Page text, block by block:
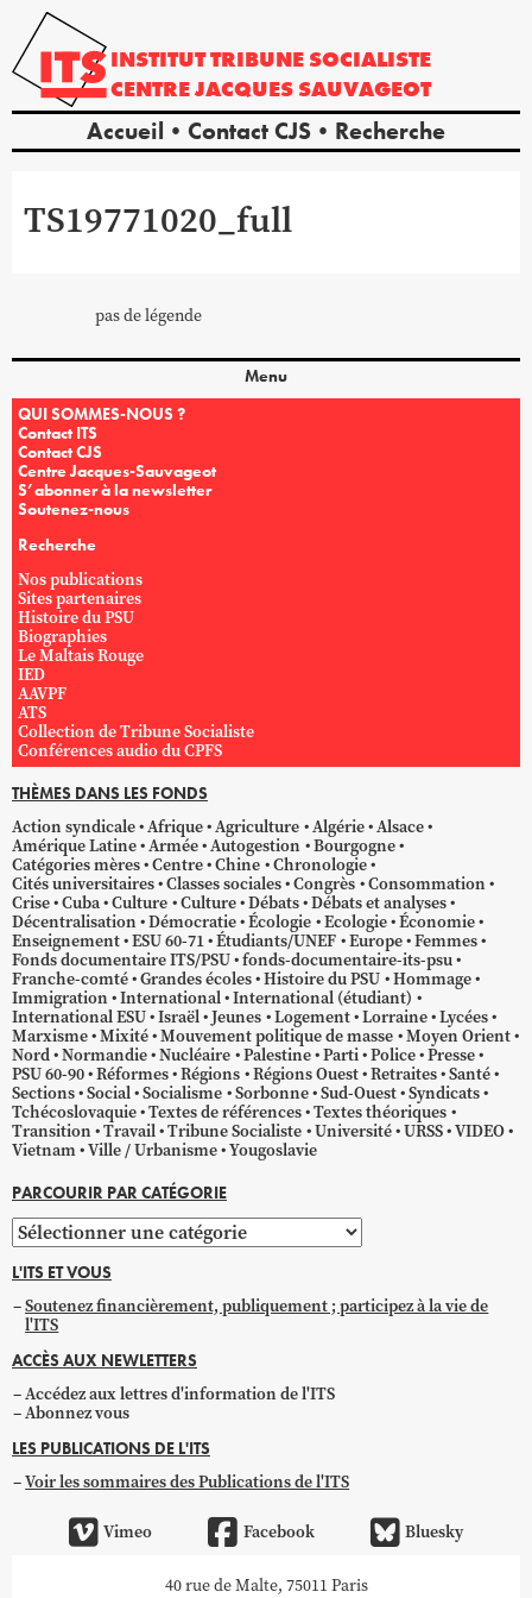
INSTITUTTRIBUNE SOCIALISTE
CENTREJACQUES SAUVAGEOT
Accueil Contact CJS Recherche
TS19771020_full
pas de légende
Menu
QUI SOMMES-NOUS ?
Contact ITS
Contact CJS
Centre Jacques-Sauvageot
S’abonner à la newsletter
Soutenez-nous
Recherche
Nos publications
Sites partenaires
Histoire du PSU
Biographies
Le Maltais Rouge
IED
AAVPF
ATS
Collection de Tribune Socialiste
Conférences audio du CPFS
THÈMES DANS LES FONDS
Action syndicale Afrique Agriculture Algérie Alsace
Amérique Latine Armée Autogestion
Bourgogne
Catégories mères Centre Chine Chronologie
Cités universitaires Classes sociales Congrès Consommation
Crise Cuba Culture Culture Débats Débats et analyses
Décentralisation Démocratie Écologie Ecologie Économie
Enseignement ESU 60-71 Étudiants/UNEF Europe Femmes
Fonds documentaire ITS/PSU fonds-documentaire-its-psu
Franche-comté Grandes écoles Histoire du PSU Hommage
Immigration International International (étudiant)
International ESU Israël Jeunes Logement Lorraine Lycées
Marxisme Mixité Mouvement politique de masse Moyen Orient
Nord Normandie Nucléaire Palestine Parti Police Presse
PSU 60-90 Réformes Régions Régions Ouest Retraites Santé
Sections Social Socialisme Sorbonne Sud-Ouest Syndicats
Tchécoslovaquie Textes de références Textes théoriques
Transition Travail Tribune Socialiste Université URSS VIDEO
Vietnam Ville / Urbanisme Yougoslavie
PARCOURIR PAR CATÉGORIE
Parcourir
par
catégorie
L'ITS ET VOUS
Soutenez financièrement, publiquement ; participez à la vie de
l'ITS
ACCÈS AUX NEWLETTERS
Accédez aux lettres d'information de l'ITS
Abonnez vous
LES PUBLICATIONS DE L'ITS
Voir les sommaires des Publications de l'ITS
Vimeo Facebook Bluesky
40 rue de Malte, 75011 Paris